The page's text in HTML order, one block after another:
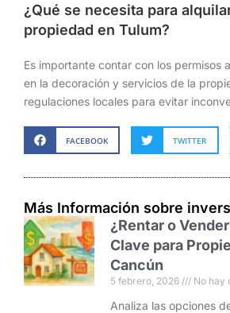
¿Qué se necesita para
propiedad en Tulum?
Es importante contar con los permisos
en la decoración y servicios de la
regulaciones locales para evitar
FACEBOOK TWITTER
Más Información sobre
¿Rentar o
Clave para
Cancún
5 febrero, 2026 No hay
Analiza las opciones